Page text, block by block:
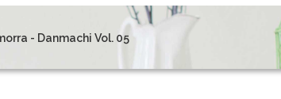
- Danmachi Vol. 05